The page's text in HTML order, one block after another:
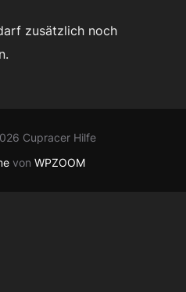
zusätzlich noch
Cupracer Hilfe
von WPZOOM